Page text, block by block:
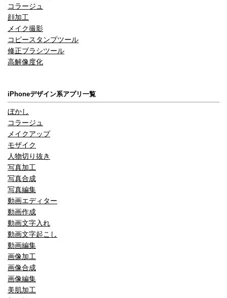
コラージュ
顔加工
メイク撮影
コピースタンプツール
修正ブラシツール
高解像度化
iPhoneデザイン系アプリ一覧
ぼかし
コラージュ
メイクアップ
モザイク
人物切り抜き
写真加工
写真合成
写真編集
動画エディター
動画作成
動画文字入れ
動画文字起こし
動画編集
画像加工
画像合成
画像編集
美肌加工